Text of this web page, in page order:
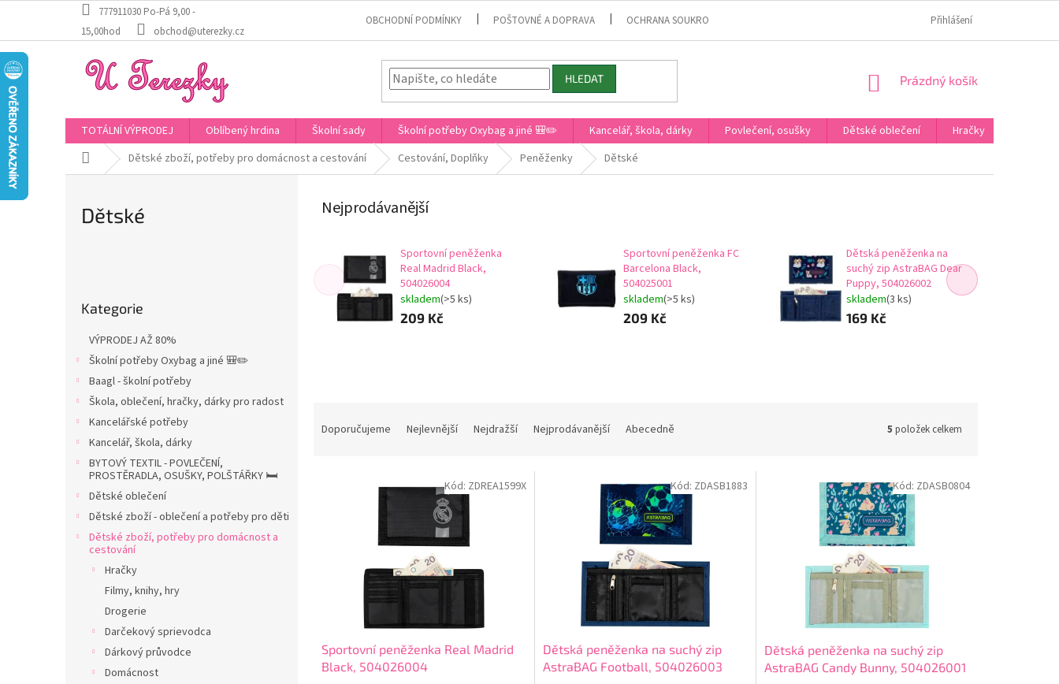
obsah
777911030 Po-Pá 9,00 -
15,00hod
obchod@uterezky.cz
OBCHODNÍ PODMÍNKY POŠTOVNÉ A DOPRAVA OCHRANA SOUKROMÍ HODNOCENÍ NA HEURÉCE
Přihlášení
HLEDAT
NÁKUPNÍ
Prázdný košík
TOTÁLNÍ VÝPRODEJ Oblíbený hrdina Školní sady Školní potřeby Oxybag a jiné 🎒✏️ Kancelář, škola, dárky Povlečení, osušky Dětské oblečení Hračky
Domů Dětské zboží, potřeby pro domácnost a cestování Cestování, Doplňky Peněženky Dětské
Dětské
kategorie
Kategorie
VÝPRODEJ AŽ 80%
Školní potřeby Oxybag a jiné 🎒✏️
Baagl - školní potřeby
Škola, oblečení, hračky, dárky pro radost
Kancelářské potřeby
Kancelář, škola, dárky
BYTOVÝ TEXTIL - POVLEČENÍ,
PROSTĚRADLA, OSUŠKY, POLŠTÁŘKY 🛏️
Dětské oblečení
Dětské zboží - oblečení a potřeby pro děti
Dětské zboží, potřeby pro domácnost a
cestování
Hračky
Filmy, knihy, hry
Drogerie
Darčekový sprievodca
Dárkový průvodce
Domácnost
Nejprodávanější
Sportovní peněženka
Real Madrid Black,
504026004
skladem(>5 ks)
209 Kč
Sportovní peněženka FC
Barcelona Black,
504025001
skladem(>5 ks)
209 Kč
Dětská peněženka na
suchý zip AstraBAG Dear
Puppy, 504026002
skladem(3 ks)
169 Kč
Doporučujeme Nejlevnější Nejdražší Nejprodávanější Abecedně 5 položek celkem
Sportovní peněženka Real Madrid
Black, 504026004
Kód: ZDREA1599X
Dětská peněženka na suchý zip
AstraBAG Football, 504026003
Kód: ZDASB1883
Dětská peněženka na suchý zip
AstraBAG Candy Bunny, 504026001
Kód: ZDASB0804